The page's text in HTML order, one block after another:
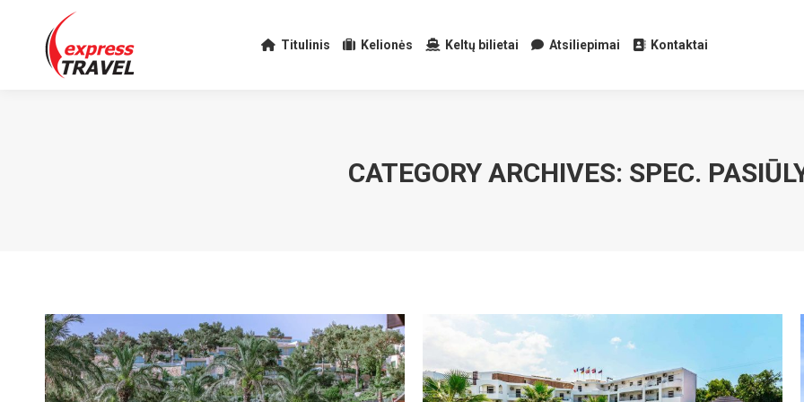
Titulinis Kelionės Keltų bilietai Atsiliepimai Kontaktai
CATEGORY ARCHIVES: SPEC.